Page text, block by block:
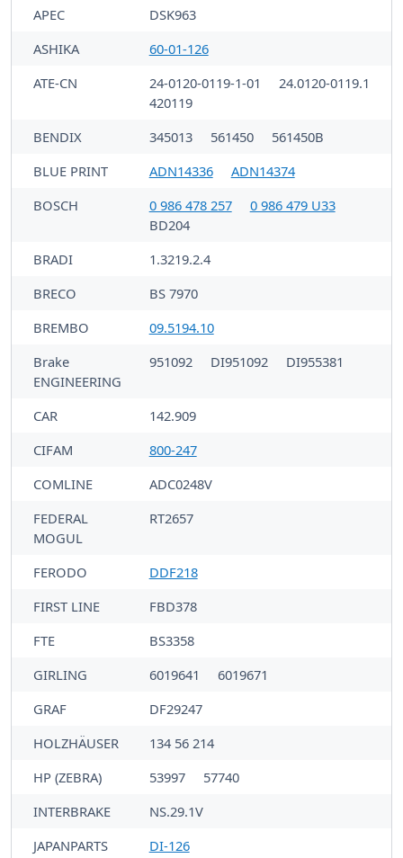
APEC
DSK963
ASHIKA
60-01-126
ATE-CN
24-0120-0119-1-01
24.0120-0119.1
420119
BENDIX
345013 561450
561450B
BLUE PRINT
ADN14336
ADN14374
BOSCH
0 986 478 257
0 986 479 U33
BD204
BRADI
1.3219.2.4
BRECO
BS 7970
BREMBO
09.5194.10
Brake
ENGINEERING
951092 DI951092 DI955381
CAR
142.909
CIFAM
800-247
COMLINE
ADC0248V
FEDERAL
MOGUL
RT2657
FERODO
DDF218
FIRST LINE
FBD378
FTE
BS3358
GIRLING
6019641
6019671
GRAF
DF29247
HOLZHÄUSER
134 56 214
HP (ZEBRA)
53997
57740
INTERBRAKE
NS.29.1V
JAPANPARTS
DI-126